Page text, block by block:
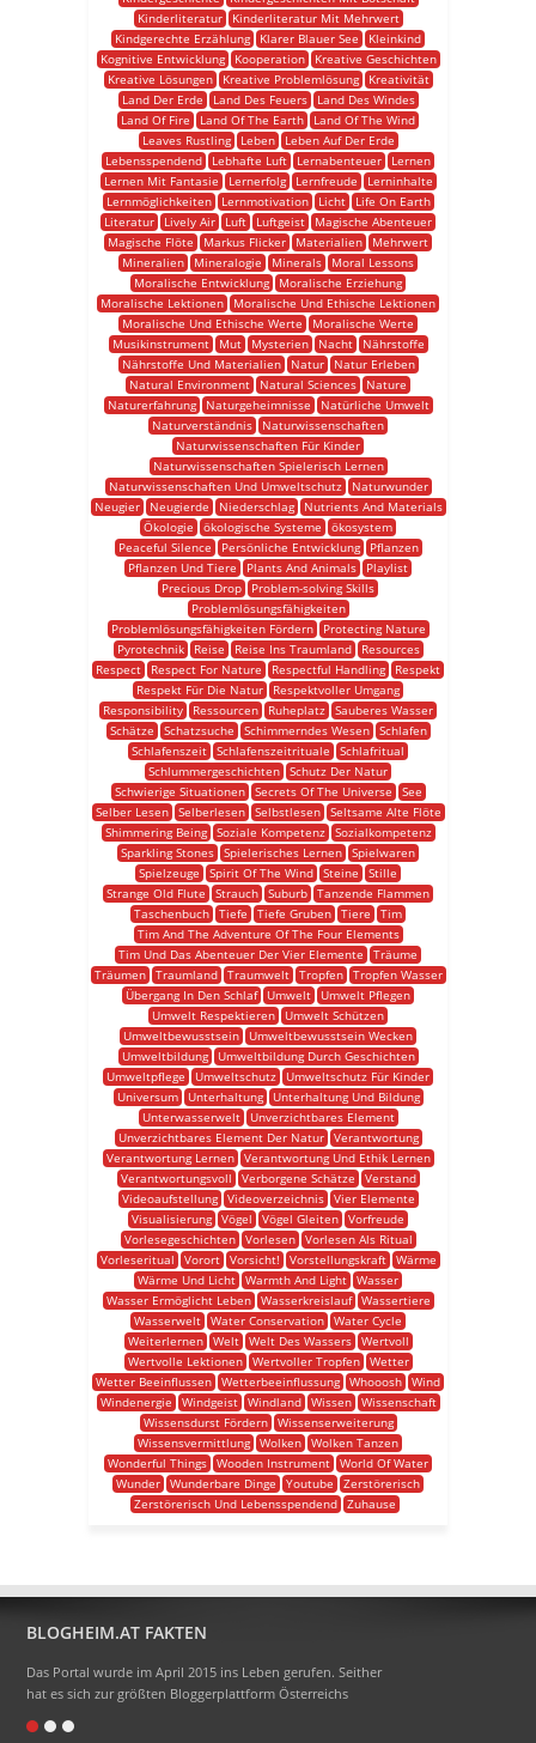
Kinderliteratur
Kinderliteratur Mit Mehrwert
Kindgerechte Erzählung
Klarer Blauer See
Kleinkind
Kognitive Entwicklung
Kooperation
Kreative Geschichten
Kreative Lösungen
Kreative Problemlösung
Kreativität
Land Der Erde
Land Des Feuers
Land Des Windes
Land Of Fire
Land Of The Earth
Land Of The Wind
Leaves Rustling
Leben
Leben Auf Der Erde
Lebensspendend
Lebhafte Luft Lernabenteuer
Lernen
Lernen Mit Fantasie
Lernerfolg Lernfreude
Lerninhalte
Lernmöglichkeiten
Lernmotivation Licht
Life On Earth
Literatur
Lively Air Luft Luftgeist
Magische Abenteuer
Magische Flöte
Markus Flicker Materialien
Mehrwert
Mineralien
Mineralogie Minerals
Moral Lessons
Moralische Entwicklung
Moralische Erziehung
Moralische Lektionen
Moralische Und Ethische Lektionen
Moralische Und Ethische Werte
Moralische Werte
Musikinstrument
Mut Mysterien Nacht
Nährstoffe
Nährstoffe Und Materialien
Natur
Natur Erleben
Natural Environment
Natural Sciences
Nature
Naturerfahrung
Naturgeheimnisse
Natürliche Umwelt
Naturverständnis
Naturwissenschaften
Naturwissenschaften Für Kinder
Naturwissenschaften Spielerisch Lernen
Naturwissenschaften Und Umweltschutz
Naturwunder
Neugier
Neugierde Niederschlag
Nutrients And Materials
Ökologie
ökologische Systeme
ökosystem
Peaceful Silence
Persönliche Entwicklung
Pflanzen
Pflanzen Und Tiere
Plants And Animals
Playlist
Precious Drop
Problem-solving Skills
Problemlösungsfähigkeiten
Problemlösungsfähigkeiten Fördern
Protecting Nature
Pyrotechnik
Reise Reise Ins Traumland
Resources
Respect
Respect For Nature Respectful Handling
Respekt
Respekt Für Die Natur
Respektvoller Umgang
Responsibility
Ressourcen Ruheplatz Sauberes Wasser
Schätze
Schatzsuche Schimmerndes Wesen
Schlafen
Schlafenszeit Schlafenszeitrituale
Schlafritual
Schlummergeschichten Schutz Der Natur
Schwierige Situationen
Secrets Of The Universe
See
Selber Lesen
Selberlesen Selbstlesen
Seltsame Alte Flöte
Shimmering Being
Soziale Kompetenz
Sozialkompetenz
Sparkling Stones Spielerisches Lernen Spielwaren
Spielzeuge
Spirit Of The Wind Steine
Stille
Strange Old Flute
Strauch Suburb Tanzende Flammen
Taschenbuch Tiefe Tiefe Gruben Tiere
Tim
Tim And The Adventure Of The Four Elements
Tim Und Das Abenteuer Der Vier Elemente
Träume
Träumen
Traumland Traumwelt Tropfen
Tropfen Wasser
Übergang In Den Schlaf
Umwelt
Umwelt Pflegen
Umwelt Respektieren
Umwelt Schützen
Umweltbewusstsein
Umweltbewusstsein Wecken
Umweltbildung
Umweltbildung Durch Geschichten
Umweltpflege
Umweltschutz
Umweltschutz Für Kinder
Universum
Unterhaltung
Unterhaltung Und Bildung
Unterwasserwelt
Unverzichtbares Element
Unverzichtbares Element Der Natur
Verantwortung
Verantwortung Lernen
Verantwortung Und Ethik Lernen
Verantwortungsvoll
Verborgene Schätze
Verstand
Videoaufstellung
Videoverzeichnis
Vier Elemente
Visualisierung Vögel Vögel Gleiten Vorfreude
Vorlesegeschichten
Vorlesen
Vorlesen Als Ritual
Vorleseritual
Vorort Vorsicht! Vorstellungskraft
Wärme
Wärme Und Licht Warmth And Light Wasser
Wasser Ermöglicht Leben
Wasserkreislauf
Wassertiere
Wasserwelt Water Conservation Water Cycle
Weiterlernen
Welt Welt Des Wassers
Wertvoll
Wertvolle Lektionen
Wertvoller Tropfen
Wetter
Wetter Beeinflussen Wetterbeeinflussung Whooosh Wind
Windenergie
Windgeist Windland Wissen
Wissenschaft
Wissensdurst Fördern
Wissenserweiterung
Wissensvermittlung Wolken Wolken Tanzen
Wonderful Things Wooden Instrument World Of Water
Wunder Wunderbare Dinge Youtube
Zerstörerisch
Zerstörerisch Und Lebensspendend Zuhause
BLOGHEIM.AT FAKTEN
Das Portal wurde im April 2015 ins Leben gerufen. Seither
hat es sich zur größten Bloggerplattform Österreichs